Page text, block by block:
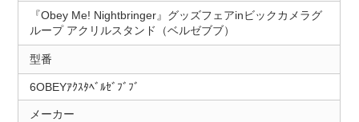
『Obey Me! Nightbringer』グッズフェアinビックカメラグ
ループ アクリルスタンド（ベルゼブブ）
型番
6OBEYｱｸｽﾀﾍﾞﾙｾﾞﾌﾞﾌﾞ
メーカー